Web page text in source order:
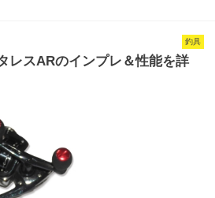
釣具
レスARのインプレ＆性能を詳